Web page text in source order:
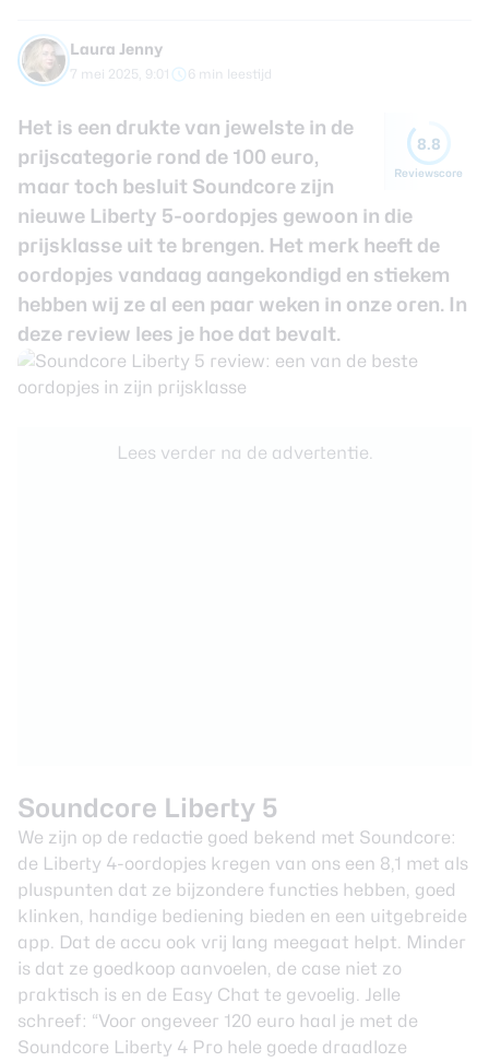
Laura Jenny
7 mei 2025, 9:01 6 min leestijd
8.8
Reviewscore
Het is een drukte van jewelste in de
prijscategorie rond de 100 euro,
maar toch besluit Soundcore zijn
nieuwe Liberty 5-oordopjes gewoon in die
prijsklasse uit te brengen. Het merk heeft de
oordopjes vandaag aangekondigd en stiekem
hebben wij ze al een paar weken in onze oren. In
deze review lees je hoe dat bevalt.
Lees verder na de advertentie.
Soundcore Liberty 5
We zijn op de redactie goed bekend met Soundcore:
de Liberty 4-oordopjes kregen van ons een 8,1 met als
pluspunten dat ze bijzondere functies hebben, goed
klinken, handige bediening bieden en een uitgebreide
app. Dat de accu ook vrij lang meegaat helpt. Minder
is dat ze goedkoop aanvoelen, de case niet zo
praktisch is en de Easy Chat te gevoelig. Jelle
schreef: “Voor ongeveer 120 euro haal je met de
Soundcore Liberty 4 Pro hele goede draadloze
Login
Nieuwsbrief
Over ons